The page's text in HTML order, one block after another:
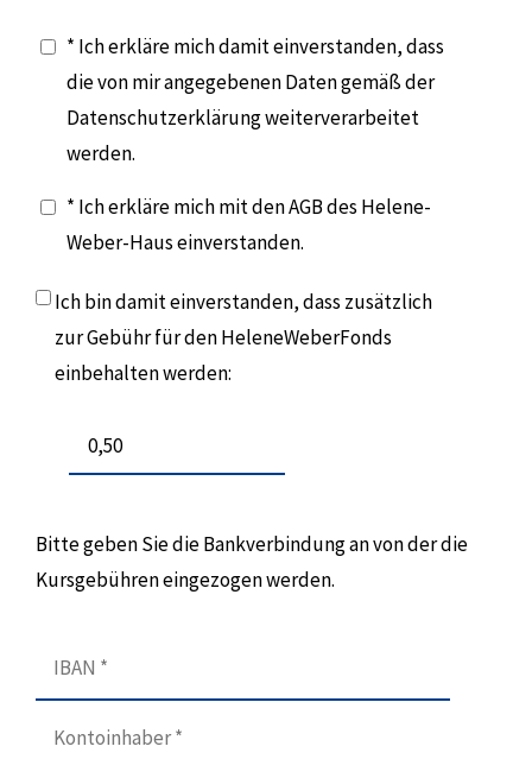
* Ich erkläre mich damit einverstanden, dass
die von mir angegebenen Daten gemäß der
Datenschutzerklärung weiterverarbeitet
werden.
* Ich erkläre mich mit den AGB des Helene-
Weber-Haus einverstanden.
Ich bin damit einverstanden, dass zusätzlich
zur Gebühr für den HeleneWeberFonds
einbehalten werden:
Bitte geben Sie die Bankverbindung an von der die
Kursgebühren eingezogen werden.